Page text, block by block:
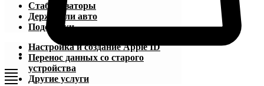
Стабилизаторы
Держатели авто
Подставки
Настройка и создание Apple ID
Перенос данных со старого
устройства
Другие услуги